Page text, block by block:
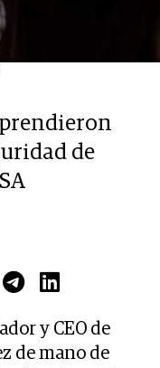
de
y CEO de
de mano de